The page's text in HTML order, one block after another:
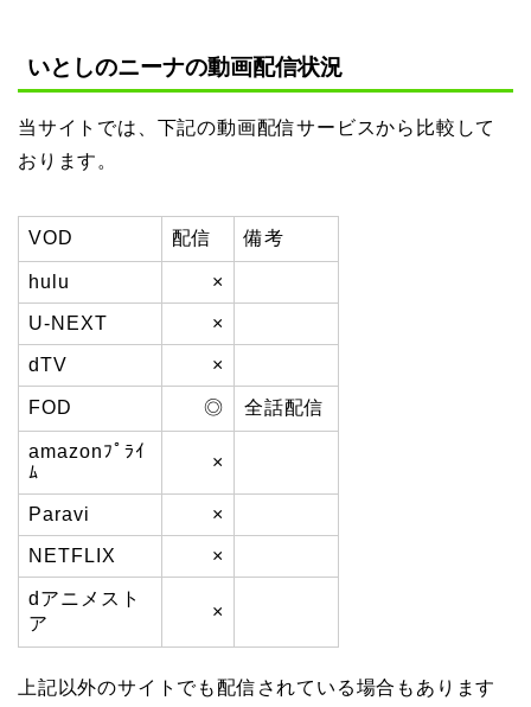
いとしのニーナの動画配信状況
当サイトでは、下記の動画配信サービスから比較して
おります。
VOD 配信 備考
hulu ×
U-NEXT ×
dTV ×
FOD ◎ 全話配信
amazonﾌﾟﾗｲ
ﾑ
×
Paravi ×
NETFLIX ×
dアニメスト
ア
×
上記以外のサイトでも配信されている場合もあります